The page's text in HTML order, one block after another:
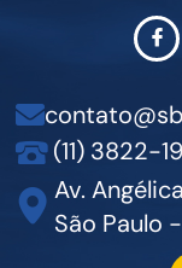
(11) 3822-
Av.
São Paulo